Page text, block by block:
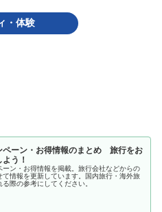
・体験
ペーン・お得情報のまとめ 旅行をお
う！
ーン・お得情報を掲載。旅行会社などからの
て情報を更新しています。国内旅行・海外旅
際の参考にしてください。